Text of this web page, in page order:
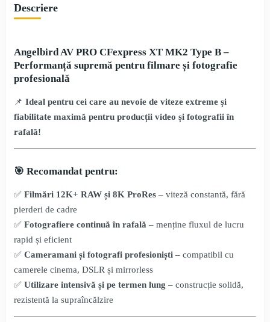
Descriere
Angelbird AV PRO CFexpress XT MK2 Type B –
Performanță supremă pentru filmare și fotografie
profesională
📌 Ideal pentru cei care au nevoie de viteze extreme și
fiabilitate maximă pentru producții video și fotografii în
rafală!
🎯 Recomandat pentru:
✅ Filmări 12K+ RAW și 8K ProRes – viteză constantă, fără
pierderi de cadre
✅ Fotografiere continuă în rafală – menține fluxul de lucru
rapid și eficient
✅ Cameramani și fotografi profesioniști – compatibil cu
camerele cinema, DSLR și mirrorless
✅ Utilizare intensivă și pe termen lung – construcție solidă,
rezistentă la supraîncălzire